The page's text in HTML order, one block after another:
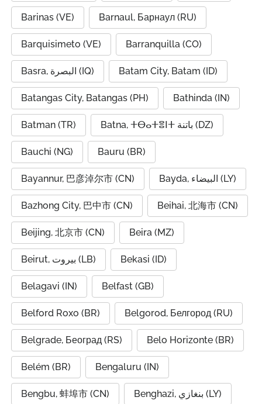
Barinas (VE) Barnaul, Барнаул (RU)
Barquisimeto (VE) Barranquilla (CO)
Basra, البصرة (IQ) Batam City, Batam (ID)
Batangas City, Batangas (PH) Bathinda (IN)
Batman (TR) Batna, ⵜⴱⴰⵜⴻⵏⵜ باتنة (DZ)
Bauchi (NG) Bauru (BR)
Bayannur, 巴彦淖尔市 (CN) Bayda, البيضاء (LY)
Bazhong City, 巴中市 (CN) Beihai, 北海市 (CN)
Beijing, 北京市 (CN) Beira (MZ)
Beirut, بيروت (LB) Bekasi (ID)
Belagavi (IN) Belfast (GB)
Belford Roxo (BR) Belgorod, Белгород (RU)
Belgrade, Београд (RS) Belo Horizonte (BR)
Belém (BR) Bengaluru (IN)
Bengbu, 蚌埠市 (CN) Benghazi, بنغازي (LY)